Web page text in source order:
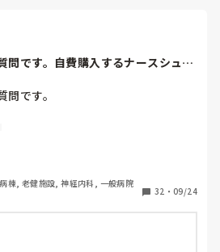
問です。自費購入するナースシュー
です。
ーズ(職場で使用してる靴)っていく
のスニーカー」。
円は絶対に超えたくない思いがあ
ています。
ーズに3000円以上は出せない」っ
棟, 老健施設, 神経内科, 一般病院
32 ・ 09/24